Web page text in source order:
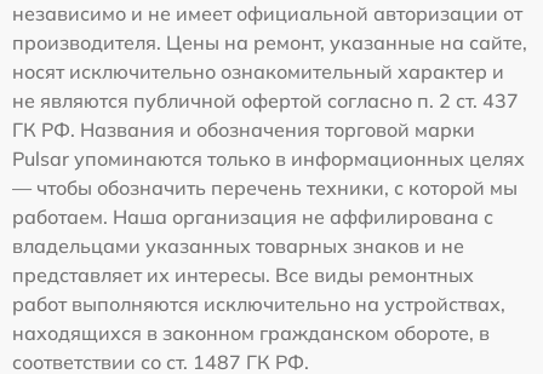
независимо и не имеет официальной авторизации от
производителя. Цены на ремонт, указанные на сайте,
носят исключительно ознакомительный характер и
не являются публичной офертой согласно п. 2 ст. 437
ГК РФ. Названия и обозначения торговой марки
Pulsar упоминаются только в информационных целях
— чтобы обозначить перечень техники, с которой мы
работаем. Наша организация не аффилирована с
владельцами указанных товарных знаков и не
представляет их интересы. Все виды ремонтных
работ выполняются исключительно на устройствах,
находящихся в законном гражданском обороте, в
соответствии со ст. 1487 ГК РФ.